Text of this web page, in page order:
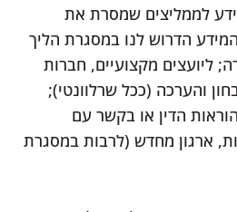
לממליצים שמסרת את
הדרוש לנו במסגרת הליך
מקצועיים, חברות
והערכה (ככל שרלוונטי);
הדין או בקשר עם
ארגון מחדש (לרבות במסגרת